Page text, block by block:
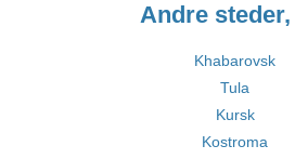
Andre
Khabarovsk
Tula
Kursk
Kostroma